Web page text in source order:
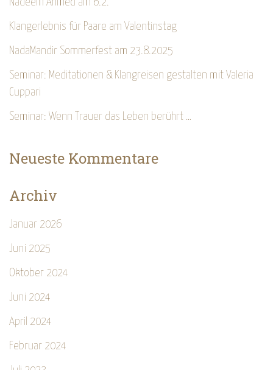
Klangerlebnis für Paare am Valentinstag
NadaMandir Sommerfest am 23.8.2025
Seminar: Meditationen & Klangreisen gestalten mit Valeria
Cuppari
Seminar: Wenn Trauer das Leben berührt …
Neueste Kommentare
Archiv
Januar 2026
Juni 2025
Oktober 2024
Juni 2024
April 2024
Februar 2024